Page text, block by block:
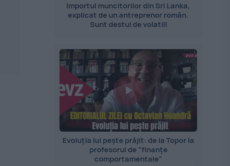
Importul muncitorilor din Sri Lanka,
explicat de un antreprenor român.
Sunt destul de volatili
Evoluția lui pește prăjit: de la Topor la
profesorul de ”finanțe
comportamentale”